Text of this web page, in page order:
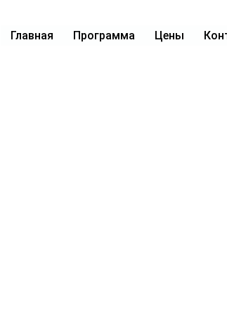
Главная Программа Цены